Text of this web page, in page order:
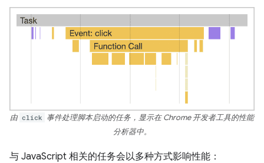
由 click 事件处理脚本启动的任务，显示在 Chrome 开发者工具的性能
分析器中。
与 JavaScript 相关的任务会以多种方式影响性能：